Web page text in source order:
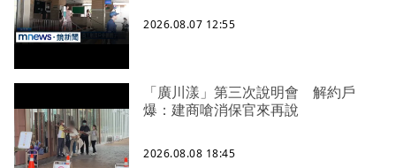
2026.08.07 12:55
「廣川漾」第三次說明會 解約戶
爆：建商嗆消保官來再說
2026.08.08 18:45